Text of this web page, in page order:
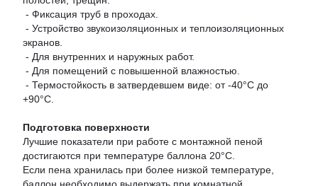
- Фиксация труб в проходах.
- Устройство звукоизоляционных и теплоизоляционных
экранов.
- Для внутренних и наружных работ.
- Для помещений с повышенной влажностью.
- Термостойкость в затвердевшем виде: от -40°С до
+90°С.
Подготовка поверхности
Лучшие показатели при работе с монтажной пеной
достигаются при температуре баллона 20°С.
Если пена хранилась при более низкой температуре,